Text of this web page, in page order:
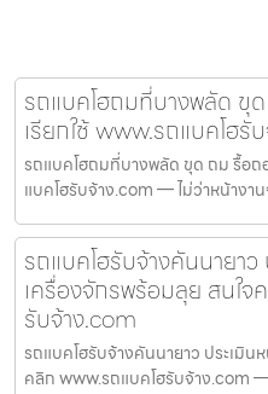
รถแบคโฮถมที่บางพลัด ขุ
เรียกใช้ www.รถแบคโฮรั
รถแบคโฮถมที่บางพลัด ขุด ถม รื้อถ
แบคโฮรับจ้าง.com — ไม่ว่าหน้างา
รถแบคโฮรับจ้างคันนายาว
เครื่องจักรพร้อมลุย สนใ
รับจ้าง.com
รถแบคโฮรับจ้างคันนายาว ประเมิน
คลิก www.รถแบคโฮรับจ้าง.com